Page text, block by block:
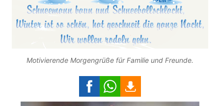
Motivierende Morgengrüße für Familie und Freunde.